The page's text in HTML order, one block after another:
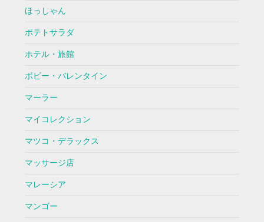
ほっしゃん
ポテトサラダ
ホテル・旅館
ボビー・バレンタイン
マーラー
マイコレクション
マツコ・デラックス
マッサージ店
マレーシア
マンゴー